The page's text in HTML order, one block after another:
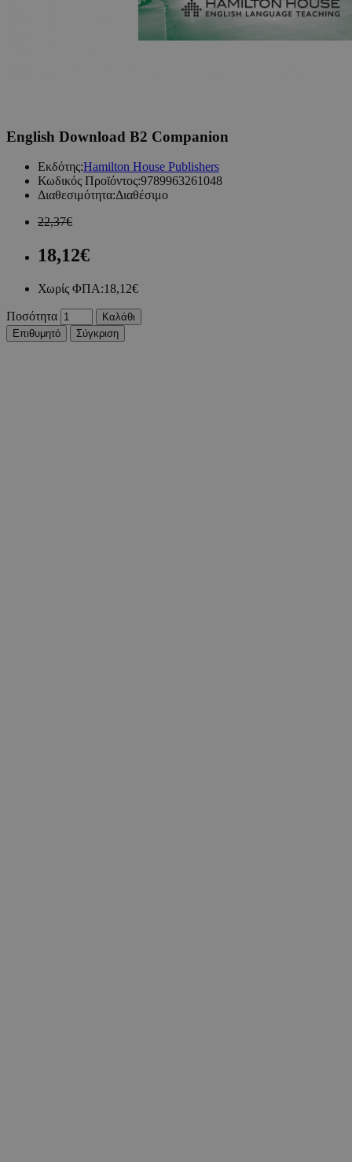
English Download B2 Companion
Εκδότης:Hamilton House Publishers
Κωδικός Προϊόντος:9789963261048
Διαθεσιμότητα:Διαθέσιμο
22,37€
18,12€
Χωρίς ΦΠΑ:18,12€
Ποσότητα
Καλάθι
Επιθυμητό
Σύγκριση